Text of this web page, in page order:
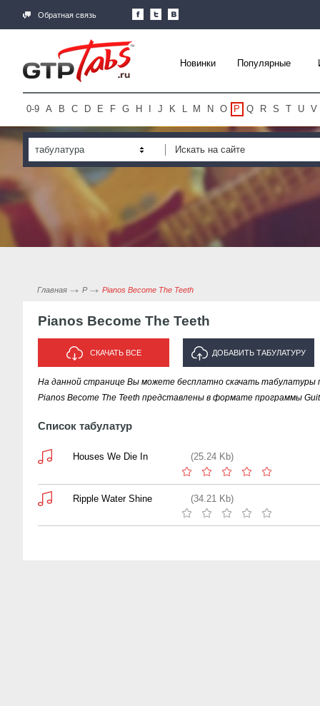
Обратная связь
Новинки Популярные
0-9 A B C D E F G H J K L M N O P Q R S T U V
табулатура
Главная P Pianos Become The Teeth
Pianos Become The Teeth
СКАЧАТЬ ВСЕ ДОБАВИТЬ ТАБУЛАТУРУ
ИСПОЛНИТЕЛЯ "PIANOS BECOME
На данной странице Вы можете бесплатно скачать табулатуры
Pianos Become The Teeth представлены в формате программы
Список табулатур
Houses We Die In (25.24 Kb)
Ripple Water Shine (34.21 Kb)